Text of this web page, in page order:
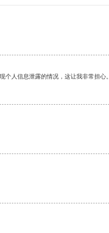
人信息泄露的情况，这让我非常担心。